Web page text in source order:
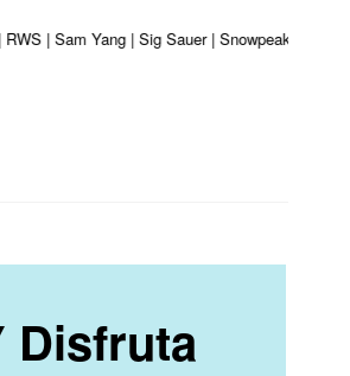
| Sam Yang | Sig Sauer | Snowpeak |
Disfruta